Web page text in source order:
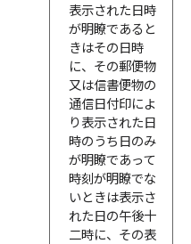
表示された日時
が明瞭であると
きはその日時
に、その郵便物
又は信書便物の
通信日付印によ
り表示された日
時のうち日のみ
が明瞭であって
時刻が明瞭でな
いときは表示さ
れた日の午後十
二時に、その表